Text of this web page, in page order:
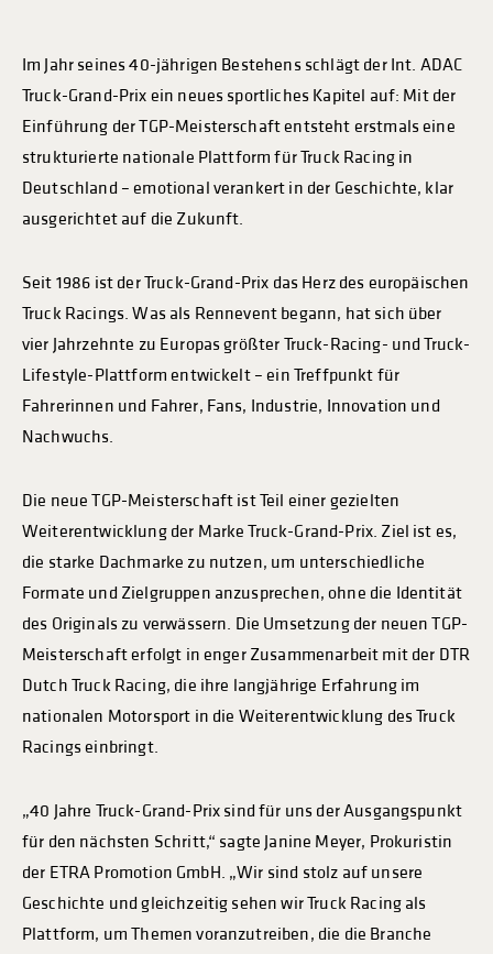
Im Jahr seines 40-jährigen Bestehens schlägt der Int. ADAC
Truck-Grand-Prix ein neues sportliches Kapitel auf: Mit der
Einführung der TGP-Meisterschaft entsteht erstmals eine
strukturierte nationale Plattform für Truck Racing in
Deutschland – emotional verankert in der Geschichte, klar
ausgerichtet auf die Zukunft.
Seit 1986 ist der Truck-Grand-Prix das Herz des europäischen
Truck Racings. Was als Rennevent begann, hat sich über
vier Jahrzehnte zu Europas größter Truck-Racing- und Truck-
Lifestyle-Plattform entwickelt – ein Treffpunkt für
Fahrerinnen und Fahrer, Fans, Industrie, Innovation und
Nachwuchs.
Die neue TGP-Meisterschaft ist Teil einer gezielten
Weiterentwicklung der Marke Truck-Grand-Prix. Ziel ist es,
die starke Dachmarke zu nutzen, um unterschiedliche
Formate und Zielgruppen anzusprechen, ohne die Identität
des Originals zu verwässern. Die Umsetzung der neuen TGP-
Meisterschaft erfolgt in enger Zusammenarbeit mit der DTR
Dutch Truck Racing, die ihre langjährige Erfahrung im
nationalen Motorsport in die Weiterentwicklung des Truck
Racings einbringt.
„40 Jahre Truck-Grand-Prix sind für uns der Ausgangspunkt
für den nächsten Schritt,“ sagte Janine Meyer, Prokuristin
der ETRA Promotion GmbH. „Wir sind stolz auf unsere
Geschichte und gleichzeitig sehen wir Truck Racing als
Plattform, um Themen voranzutreiben, die die Branche